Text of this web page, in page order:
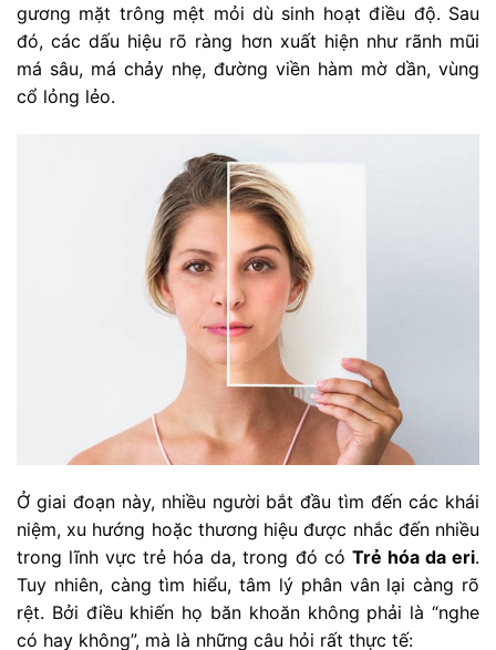
gương mặt trông mệt mỏi dù sinh hoạt điều độ. Sau
đó, các dấu hiệu rõ ràng hơn xuất hiện như rãnh mũi
má sâu, má chảy nhẹ, đường viền hàm mờ dần, vùng
cổ lỏng lẻo.
Ở giai đoạn này, nhiều người bắt đầu tìm đến các khái
niệm, xu hướng hoặc thương hiệu được nhắc đến nhiều
trong lĩnh vực trẻ hóa da, trong đó có Trẻ hóa da eri.
Tuy nhiên, càng tìm hiểu, tâm lý phân vân lại càng rõ
rệt. Bởi điều khiến họ băn khoăn không phải là “nghe
có hay không”, mà là những câu hỏi rất thực tế: